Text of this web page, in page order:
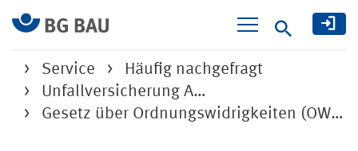
Suche
Service
Häufig nachgefragt
Unfallversicherung A…
Gesetz über Ordnungswidrigkeiten (OWiG)